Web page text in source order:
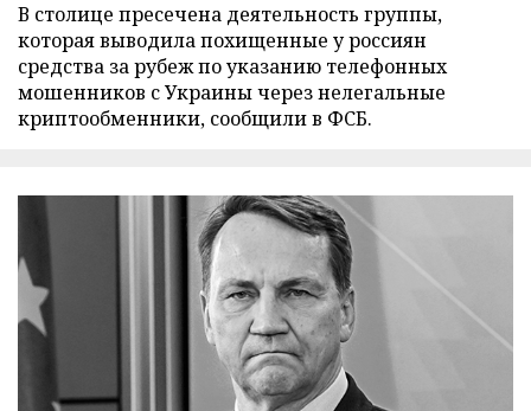
В столице пресечена деятельность группы,
которая выводила похищенные у россиян
средства за рубеж по указанию телефонных
мошенников с Украины через нелегальные
криптообменники, сообщили в ФСБ.